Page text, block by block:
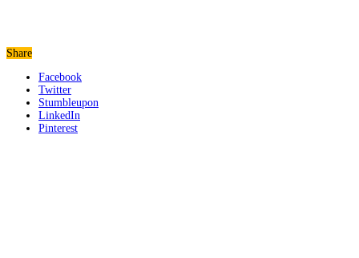
Share
Facebook
Twitter
Stumbleupon
LinkedIn
Pinterest